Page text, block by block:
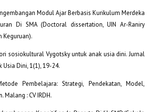
Modul Ajar Berbasis Kurikulum Merdeka
Di SMA (Doctoral dissertation, UIN Ar-Raniry
Keguruan).
sosiokultural Vygotsky untuk anak usia dini. Jurnal
Usia Dini, 1(1), 19-24.
Pembelajara: Strategi, Pendekatan, Model,
: CV IRDH.